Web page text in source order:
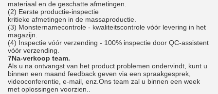
materiaal en de geschatte afmetingen.
(2) Eerste productie-inspectie
kritieke afmetingen in de massaproductie.
(3) Monsternamecontrole - kwaliteitscontrole vóór levering in het
magazijn.
(4) Inspectie vóór verzending - 100% inspectie door QC-assistent
vóór verzending.
7Na-verkoop team.
Als u na ontvangst van het product problemen ondervindt, kunt u
binnen een maand feedback geven via een spraakgesprek,
videoconferentie, e-mail, enz.Ons team zal u binnen een week
met oplossingen voorzien..